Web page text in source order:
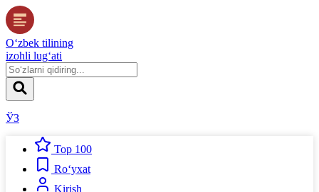
O‘zbek tilining
izohli lug‘ati
ЎЗ
Top 100
Ro‘yxat
Kirish